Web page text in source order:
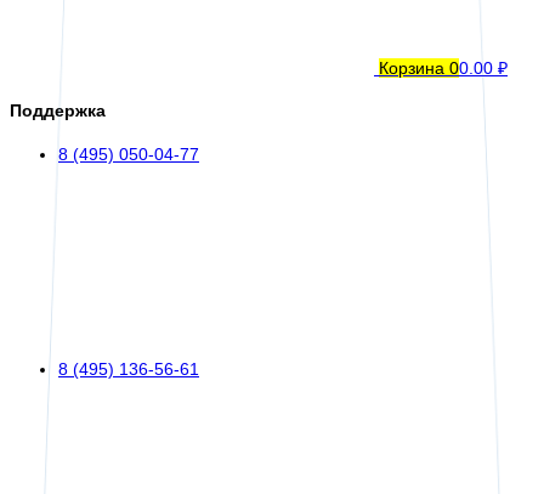
Корзина 00.00 ₽
Поддержка
8 (495) 050-04-77
8 (495) 136-56-61